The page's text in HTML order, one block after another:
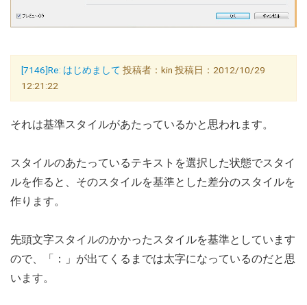
[7146]Re: はじめまして 投稿者：kin 投稿日：2012/10/29
12:21:22
それは基準スタイルがあたっているかと思われます。
スタイルのあたっているテキストを選択した状態でスタイ
ルを作ると、そのスタイルを基準とした差分のスタイルを
作ります。
先頭文字スタイルのかかったスタイルを基準としています
ので、「：」が出てくるまでは太字になっているのだと思
います。